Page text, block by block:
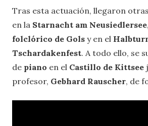
Tras esta actuación, llegaron
en la Starnacht am Neusiedlersee
folclórico de Gols y en el
Tschardakenfest. A todo ello, se
de piano en el Castillo de Kittsee
profesor, Gebhard Rauscher, de